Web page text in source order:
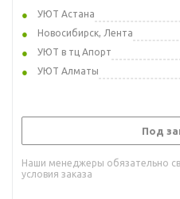
УЮТ Астана
Новосибирск, Лента
УЮТ в тц Апорт
УЮТ Алматы
Под
Наши менеджеры обязательно
условия заказа